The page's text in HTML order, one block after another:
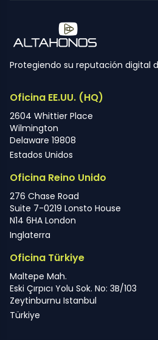
Protegiendo su reputación digital
Oficina EE.UU. (HQ)
2604 Whittier Place
Wilmington
Delaware 19808
Estados Unidos
Oficina Reino Unido
276 Chase Road
Suite 7-0219 Lonsto House
N14 6HA London
Inglaterra
Oficina Türkiye
Maltepe Mah.
Eski Çırpıcı Yolu Sok. No: 3B/103
Zeytinburnu Istanbul
Türkiye